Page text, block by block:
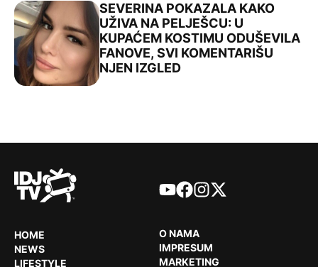
SEVERINA POKAZALA KAKO
UŽIVA NA PELJEŠCU: U
KUPAĆEM KOSTIMU ODUŠEVILA
FANOVE, SVI KOMENTARIŠU
NJEN IZGLED
HOME
NEWS
LIFESTYLE
YouTube
Facebook
Instagram
X
O NAMA
IMPRESUM
MARKETING